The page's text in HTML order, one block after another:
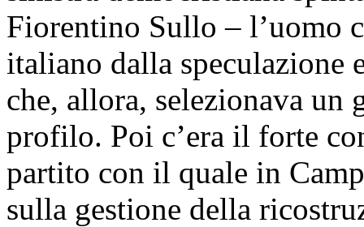
Fiorentino Sullo – l’uomo
italiano dalla
che, allora, selezionava
profilo. Poi c’era il forte
partito con il quale in
sulla gestione della